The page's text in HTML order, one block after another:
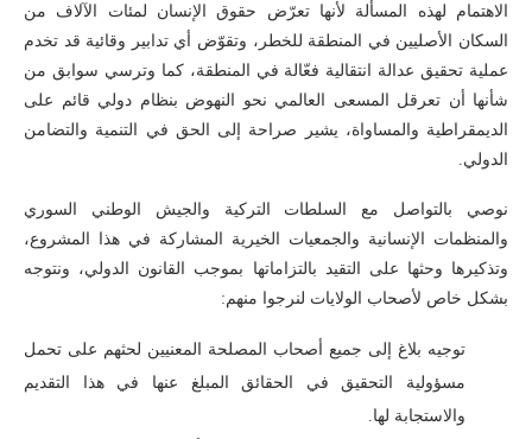
الاهتمام لهذه المسألة لأنها تعرّض حقوق الإنسان لمئات الآلاف من
السكان الأصليين في المنطقة للخطر، وتقوّض أي تدابير وقائية قد تخدم
عملية تحقيق عدالة انتقالية فعّالة في المنطقة، كما وترسي سوابق من
شأنها أن تعرقل المسعى العالمي نحو النهوض بنظام دولي قائم على
الديمقراطية والمساواة، يشير صراحة إلى الحق في التنمية والتضامن
الدولي.
نوصي بالتواصل مع السلطات التركية والجيش الوطني السوري
والمنظمات الإنسانية والجمعيات الخيرية المشاركة في هذا المشروع،
وتذكيرها وحثها على التقيد بالتزاماتها بموجب القانون الدولي، ونتوجه
بشكل خاص لأصحاب الولايات لنرجوا منهم:
توجيه بلاغ إلى جميع أصحاب المصلحة المعنيين لحثهم على تحمل
مسؤولية التحقيق في الحقائق المبلغ عنها في هذا التقديم
والاستجابة لها.